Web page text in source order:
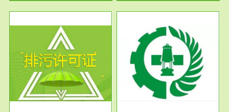
服务范围
应急预案
根据《中华人民共和国环境保护
法》第十九条 企业事业单位应